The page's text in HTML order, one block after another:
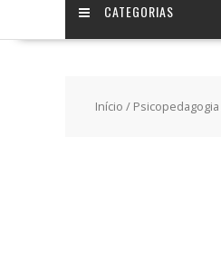
CATEGORIAS
Início / Psicopedagogia